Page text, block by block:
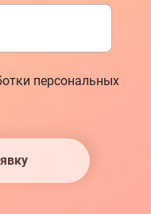
персональных